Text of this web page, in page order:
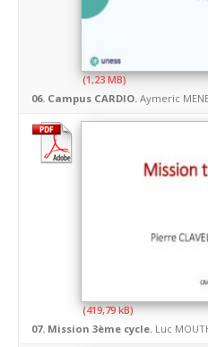
06. Campus CARDIO.Aymeric
07. Mission 3ème cycle. Luc